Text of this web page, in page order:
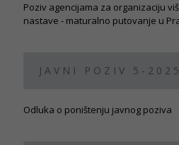
Poziv agencijama za organizaciju
nastave - maturalno putovanje u
JAVNI POZIV 5-2025
Odluka o poništenju javnog poziva